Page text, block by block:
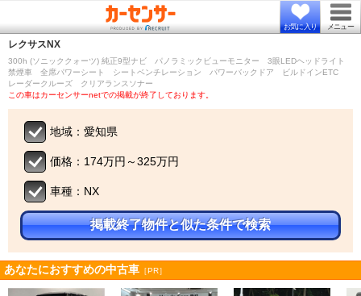
お気に入り メニュー
レクサス NX
300h (ソニッククォーツ) 純正9型ナビ パノラミックビューモニター 3眼LEDヘッドライト
禁煙車 全席パワーシート シートベンチレーション パワーバックドア ビルドインETC
レーダークルーズ クリアランスソナー
この車はカーセンサーnetでの掲載が終了しております。
地域：愛知県
価格：174万円～325万円
車種：NX
掲載終了物件と似た条件で検索
あなたにおすすめの中古車 ［PR］